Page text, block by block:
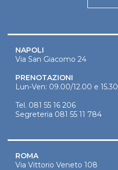
NAPOLI
Via San Giacomo 24
PRENOTAZIONI
Lun-Ven: 09.00/12.00 e
Tel. 081 55 16 206
Segreteria 081 55 11 784
ROMA
Via Vittorio Veneto 108